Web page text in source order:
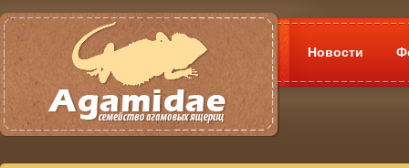
Новости